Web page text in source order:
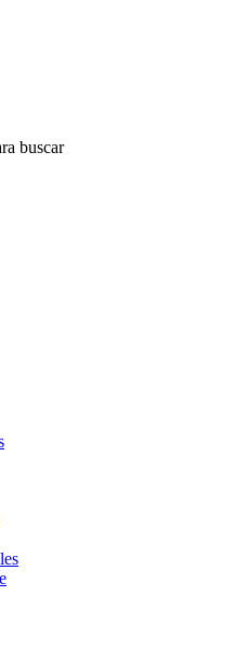
buscar